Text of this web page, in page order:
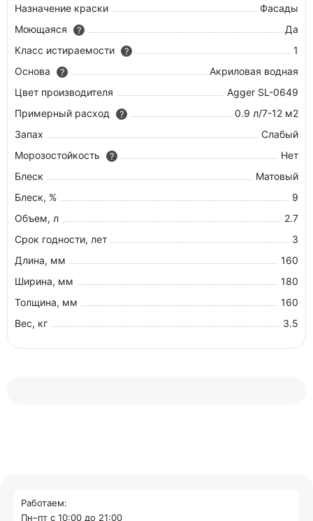
Назначение краски
Фасады
Моющаяся
?
Да
Класс истираемости
?
1
Основа
?
Акриловая водная
Цвет производителя
Agger SL-0649
Примерный расход
?
0.9 л/7-12 м2
Запах
Слабый
Морозостойкость
?
Нет
Блеск
Матовый
Блеск, %
9
Объем, л
2.7
Срок годности, лет
3
Длина, мм
160
Ширина, мм
180
Толщина, мм
160
Вес, кг
3.5
Работаем:
Пн–пт с 10:00 до 21:00